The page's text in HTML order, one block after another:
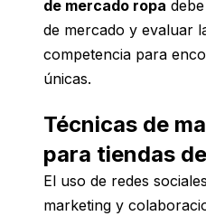
de mercado ropa
de mercado y evaluar
competencia para
únicas.
Técnicas de
para tiendas
El uso de redes
marketing y